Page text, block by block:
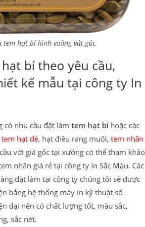
tem hạt bí hình vuông vát góc
bí theo yêu cầu,
kế mẫu tại công ty In
có nhu cầu đặt làm tem hạt bí hoặc các
tem hạt dẻ, hạt điều rang muối, tem nhãn
với giá gốc tại xưởng có thể tham khảo
nhãn giá rẻ tại công ty In Sắc Màu. Các
đặt làm tại công ty chúng tôi sẽ được
bằng hệ thống máy in kỹ thuật số
đại nên có chất lượng tốt, màu sắc,
sắc nét.